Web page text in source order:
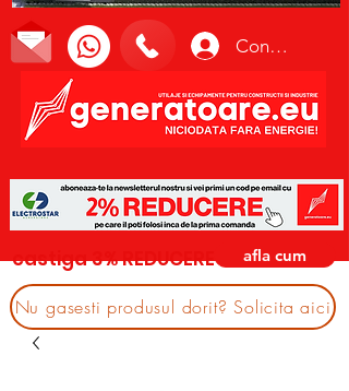
Conectează-te
castiga 3% REDUCERE afla cum
Nu gasesti produsul dorit? Solicita aici